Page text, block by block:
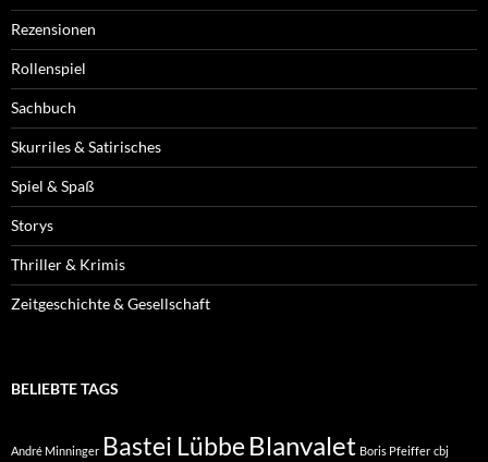
Rezensionen
Rollenspiel
Sachbuch
Skurriles & Satirisches
Spiel & Spaß
Storys
Thriller & Krimis
Zeitgeschichte & Gesellschaft
BELIEBTE TAGS
André Minninger Bastei Lübbe Blanvalet Boris Pfeiffer cbj